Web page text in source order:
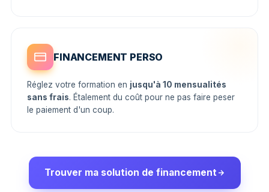
FINANCEMENT PERSO
Réglez votre formation en jusqu'à 10 mensualités
sans frais. Étalement du coût pour ne pas faire peser
le paiement d'un coup.
Trouver ma solution de financement